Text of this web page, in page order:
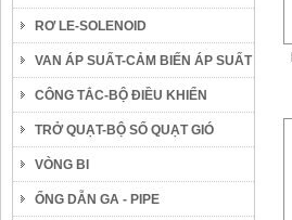
RƠ LE-SOLENOID
VAN ÁP SUẤT-CẢM BIẾN ÁP SUẤT
CÔNG TẮC-BỘ ĐIỀU KHIỂN
TRỞ QUẠT-BỘ SỐ QUẠT GIÓ
VÒNG BI
ỐNG DẪN GA - PIPE